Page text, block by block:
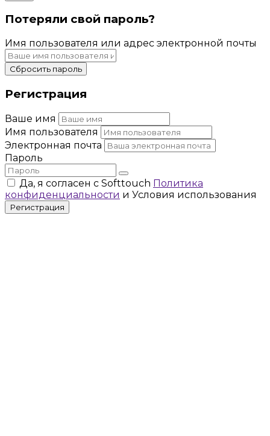
Потеряли свой пароль?
Имя пользователя или адрес электронной почты
Сбросить пароль
Регистрация
Ваше имя
Имя пользователя
Электронная почта
Пароль
Да, я согласен с Softtouch Политика
конфиденциальности и Условия использования
Регистрация